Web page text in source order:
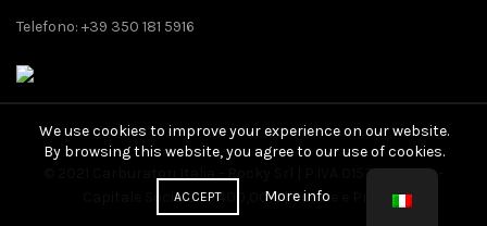
Telefono: +39 350 181 5916
© 2021 Carburatori Italia - Rocky Srl | P.IVA 01571080389 -
Capitale Sociale: 10.400,00 € |Cookie Privacy
We use cookies to improve your experience on our website.
By browsing this website, you agree to our use of cookies.
ACCEPT More info